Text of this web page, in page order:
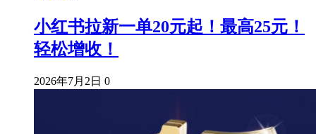
小红书拉新一单20元起！最高25元！
轻松增收！
2026年7月2日 0